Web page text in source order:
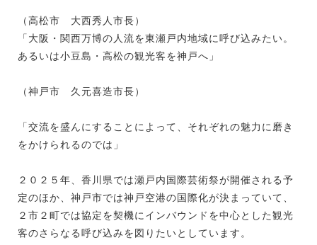
（高松市 大西秀人市長）
「大阪・関西万博の人流を東瀬戸内地域に呼び込みたい。
あるいは小豆島・高松の観光客を神戸へ」
（神戸市 久元喜造市長）
「交流を盛んにすることによって、それぞれの魅力に磨き
をかけられるのでは」
２０２５年、香川県では瀬戸内国際芸術祭が開催される予
定のほか、神戸市では神戸空港の国際化が決まっていて、
２市２町では協定を契機にインバウンドを中心とした観光
客のさらなる呼び込みを図りたいとしています。